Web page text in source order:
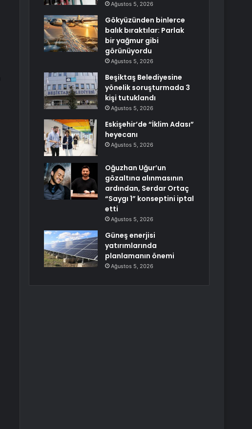
Ağustos 5, 2026
Gökyüzünden binlerce
balık bıraktılar: Parlak
bir yağmur gibi
görünüyordu
Ağustos 5, 2026
Beşiktaş Belediyesine
yönelik soruşturmada 3
kişi tutuklandı
Ağustos 5, 2026
Eskişehir’de “İklim Adası”
heyecanı
Ağustos 5, 2026
Oğuzhan Uğur’un
gözaltına alınmasının
ardından, Serdar Ortaç
“Saygı 1” konseptini iptal
etti
Ağustos 5, 2026
Güneş enerjisi
yatırımlarında
planlamanın önemi
Ağustos 5, 2026